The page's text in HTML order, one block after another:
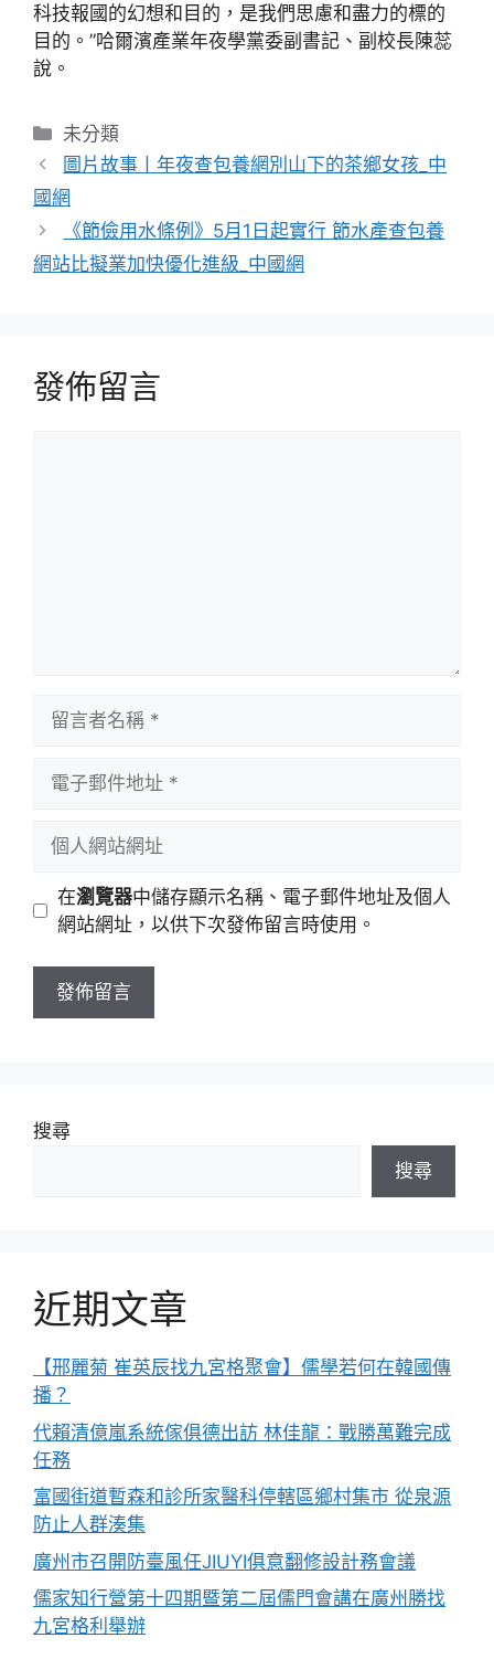
科技報國的幻想和目的，是我們思慮和盡力的標的
目的。”哈爾濱產業年夜學黨委副書記、副校長陳蕊
說。
分
類
未分類
圖片故事丨年夜查包養網別山下的茶鄉女孩_中
國網
《節儉用水條例》5月1日起實行 節水產查包養
網站比擬業加快優化進級_中國網
發佈留言
址
站
址
在瀏覽器中儲存顯示名稱、電子郵件地址及個人
網站網址，以供下次發佈留言時使用。
搜尋
搜尋
近期文章
【邢麗菊 崔英辰找九宮格聚會】儒學若何在韓國傳
播？
代賴清億嵐系統傢俱德出訪 林佳龍：戰勝萬難完成
任務
富國街道暫森和診所家醫科停轄區鄉村集市 從泉源
防止人群湊集
廣州市召開防臺風任JIUYI俱意翻修設計務會議
儒家知行營第十四期暨第二屆儒門會講在廣州勝找
九宮格利舉辦